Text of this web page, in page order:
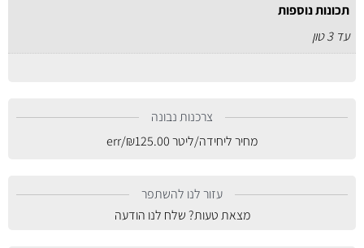
תכונות נוספות
עד 3 טון
צרכנות נבונה
מחיר ליחידה/ליטר
₪125.00
/err
עזור לנו להשתפר
מצאת טעות? שלח לנו הודעה